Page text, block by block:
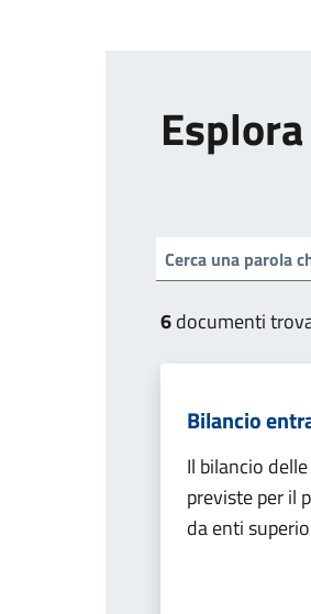
6documenti
Bilancio
Il bilancio
previste per il
da enti